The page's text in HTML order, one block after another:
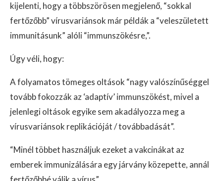
kijelenti, hogy a többszörösen megjelenő, “sokkal
fertőzőbb” vírusvariánsok már példák a “veleszületett
immunitásunk” alóli “immunszökésre,”.
Úgy véli, hogy:
A folyamatos tömeges oltások “nagy valószínűséggel
tovább fokozzák az ‘adaptív’ immunszökést, mivel a
jelenlegi oltások egyike sem akadályozza meg a
vírusvariánsok replikációját / továbbadását”.
“Minél többet használjuk ezeket a vakcinákat az
emberek immunizálására egy járvány közepette, annál